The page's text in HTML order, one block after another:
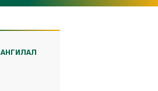
АНГИЛАЛ